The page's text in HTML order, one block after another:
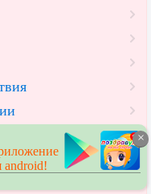
исполнительной
×
android!